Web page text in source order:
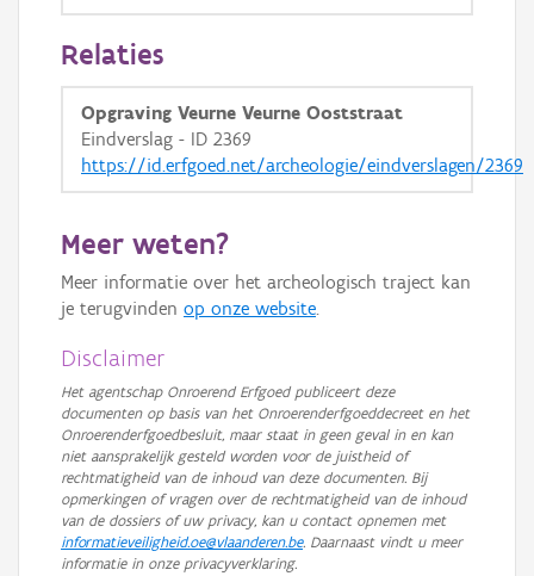
GRB-Basiskaart
GRB-Basiskaart in grijswaarden
Relaties
Opgraving Veurne Veurne Ooststraat
Eindverslag - ID 2369
https://id.erfgoed.net/archeologie/eindverslagen/2369
Meer weten?
Meer informatie over het archeologisch traject kan
je terugvinden op onze website.
Disclaimer
Het agentschap Onroerend Erfgoed publiceert deze
documenten op basis van het Onroerenderfgoeddecreet en het
Onroerenderfgoedbesluit, maar staat in geen geval in en kan
niet aansprakelijk gesteld worden voor de juistheid of
rechtmatigheid van de inhoud van deze documenten. Bij
opmerkingen of vragen over de rechtmatigheid van de inhoud
van de dossiers of uw privacy, kan u contact opnemen met
informatieveiligheid.oe@vlaanderen.be. Daarnaast vindt u meer
informatie in onze privacyverklaring.